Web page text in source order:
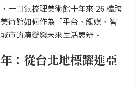
一口氣梳理美術館十年來 26 檔跨
術館如何作為「平台、觸媒、智
市的演變與未來生活思辨。
：從台北地標躍進亞